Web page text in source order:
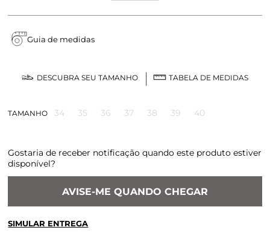
Guia de medidas
DESCUBRA SEU TAMANHO TABELA DE MEDIDAS
TAMANHO 34 35 36 37 38 39 40
Gostaria de receber notificação quando este produto estiver
disponível?
AVISE-ME QUANDO CHEGAR
SIMULAR ENTREGA